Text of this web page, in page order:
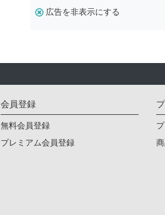
広告を非表示にする
会員登録
無料会員登録
プレミアム会員登録